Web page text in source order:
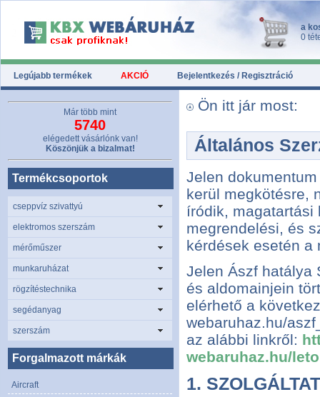
a
0
Legújabb termékek AKCIÓ Bejelentkezés / Regisztráció
Ön itt jár most:
Általános
Jelen
kerül megkötésre,
íródik, magatartási
megrendelési, és
kérdések esetén a
Jelen Ászf hatálya
és aldomainjein
elérhető a
webaruhaz.hu/
az alábbi linkről:
webaruhaz.hu/
1.
Már több mint
5740
elégedett vásárlónk van!
Köszönjük a bizalmat!
Termékcsoportok
cseppvíz szivattyú
elektromos szerszám
mérőműszer
munkaruházat
rögzítéstechnika
segédanyag
szerszám
Forgalmazott márkák
Aircraft